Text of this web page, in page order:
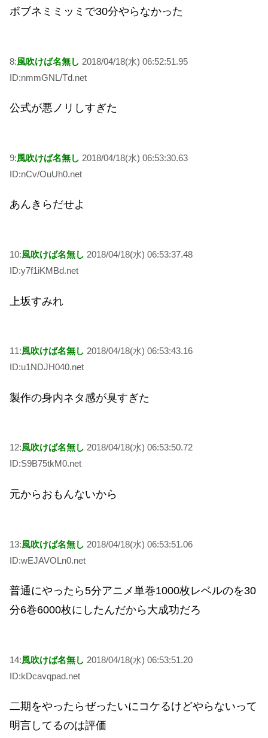
ボブネミミッミで30分やらなかった
8:風吹けば名無し 2018/04/18(水) 06:52:51.95
ID:nmmGNL/Td.net
公式が悪ノリしすぎた
9:風吹けば名無し 2018/04/18(水) 06:53:30.63
ID:nCv/OuUh0.net
あんきらだせよ
10:風吹けば名無し 2018/04/18(水) 06:53:37.48
ID:y7f1iKMBd.net
上坂すみれ
11:風吹けば名無し 2018/04/18(水) 06:53:43.16
ID:u1NDJH040.net
製作の身内ネタ感が臭すぎた
12:風吹けば名無し 2018/04/18(水) 06:53:50.72
ID:S9B75tkM0.net
元からおもんないから
13:風吹けば名無し 2018/04/18(水) 06:53:51.06
ID:wEJAVOLn0.net
普通にやったら5分アニメ単巻1000枚レベルのを30
分6巻6000枚にしたんだから大成功だろ
14:風吹けば名無し 2018/04/18(水) 06:53:51.20
ID:kDcavqpad.net
二期をやったらぜったいにコケるけどやらないって
明言してるのは評価